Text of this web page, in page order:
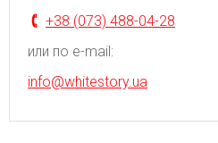
+38 (073) 488-04-28
или по e-mail:
info@whitestory.ua